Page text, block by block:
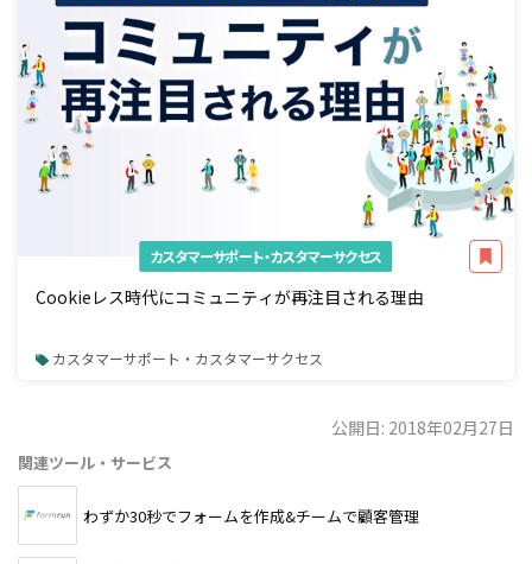
カスタマーサポート・カスタマーサクセス
Cookieレス時代にコミュニティが再注目される理由
カスタマーサポート・カスタマーサクセス
公開日: 2018年02月27日
関連ツール・サービス
わずか30秒でフォームを作成&チームで顧客管理